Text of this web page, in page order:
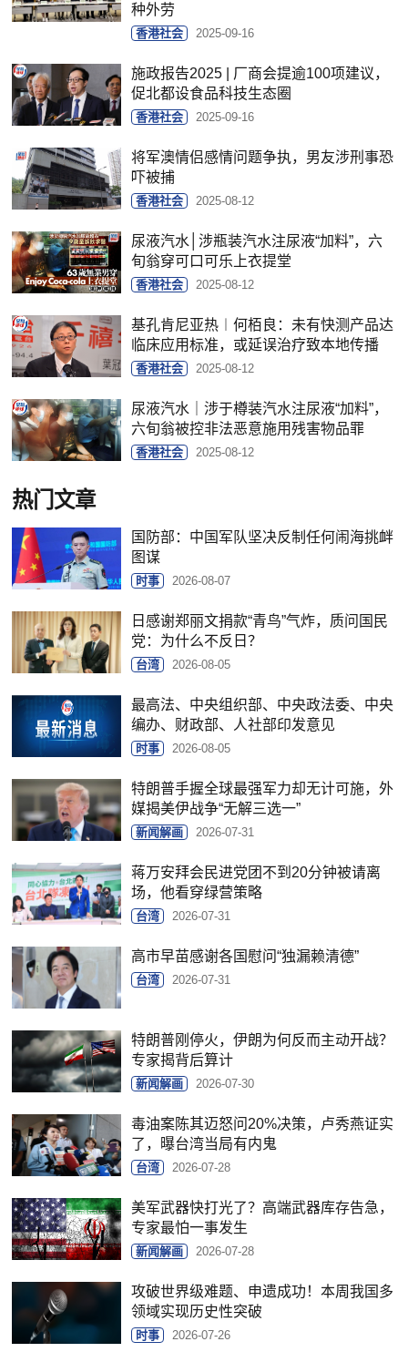
种外劳
香港社会 2025-09-16
施政报告2025 | 厂商会提逾100项建议，
促北都设食品科技生态圈
香港社会 2025-09-16
将军澳情侣感情问题争执，男友涉刑事恐
吓被捕
香港社会 2025-08-12
尿液汽水│涉瓶装汽水注尿液“加料”，六
旬翁穿可口可乐上衣提堂
香港社会 2025-08-12
基孔肯尼亚热︱何栢良：未有快测产品达
临床应用标准，或延误治疗致本地传播
香港社会 2025-08-12
尿液汽水｜涉于樽装汽水注尿液“加料”，
六旬翁被控非法恶意施用残害物品罪
香港社会 2025-08-12
热门文章
国防部：中国军队坚决反制任何闹海挑衅
图谋
时事 2026-08-07
日感谢郑丽文捐款“青鸟”气炸，质问国民
党：为什么不反日？
台湾 2026-08-05
最高法、中央组织部、中央政法委、中央
编办、财政部、人社部印发意见
时事 2026-08-05
特朗普手握全球最强军力却无计可施，外
媒揭美伊战争“无解三选一”
新闻解画 2026-07-31
蒋万安拜会民进党团不到20分钟被请离
场，他看穿绿营策略
台湾 2026-07-31
高市早苗感谢各国慰问“独漏赖清德”
台湾 2026-07-31
特朗普刚停火，伊朗为何反而主动开战？
专家揭背后算计
新闻解画 2026-07-30
毒油案陈其迈怒问20%决策，卢秀燕证实
了，曝台湾当局有内鬼
台湾 2026-07-28
美军武器快打光了？高端武器库存告急，
专家最怕一事发生
新闻解画 2026-07-28
攻破世界级难题、申遗成功！本周我国多
领域实现历史性突破
时事 2026-07-26